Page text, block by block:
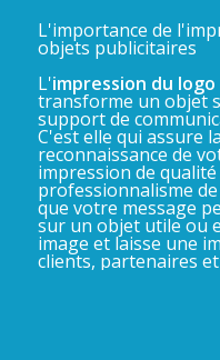
L'importance de
objets publicitaires
L'impression du logo
transforme un objet
support de
C'est elle qui assure
reconnaissance de
impression de
professionnalisme
que votre message
sur un objet utile ou
image et laisse une
clients, partenaires